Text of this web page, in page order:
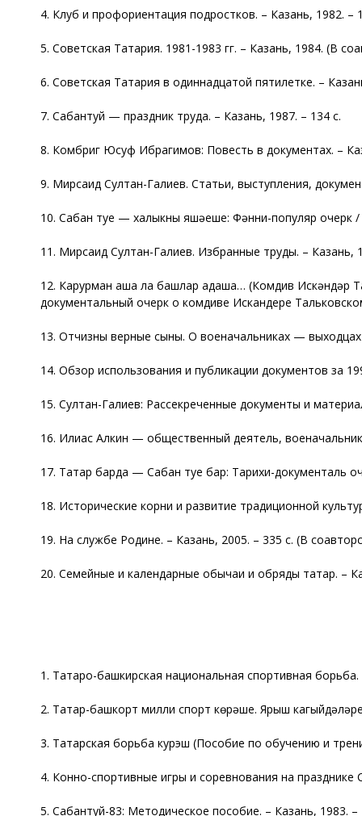
4. Клуб и профориентация подростков. – Казань, 1982. –
5. Советская Татария. 1981-1983 гг. – Казань, 1984. (В
6. Советская Татария в одиннадцатой пятилетке. –
7. Сабантуй — праздник труда. – Казань, 1987. – 134 с.
8. Комбриг Юсуф Ибрагимов: Повесть в документах. –
9. Мирсаид Султан-Галиев. Статьи, выступления,
10. Сабан туе — халыкның яшәеше: Фәнни-популяр
11. Мирсаид Султан-Галиев. Избранные труды. – Казань,
12. Карурман аша ла башлар адаша… (Комдив Искәндәр
документальный очерк о комдиве Искандере
13. Отчизны верные сыны. О военачальниках —
14. Обзор использования и публикации документов за
15. Султан-Галиев: Рассекреченные документы и
16. Илиас Алкин — общественный деятель,
17. Татар барда — Сабан туе бар: Тарихи-документаль
18. Исторические корни и развитие традиционной
19. На службе Родине. – Казань, 2005. – 335 с. (В
20. Семейные и календарные обычаи и обряды татар. –
1. Татаро-башкирская национальная спортивная
2. Татар-башкорт милли спорт көрәше. Ярыш
3. Татарская борьба курэш (Пособие по обучению и
4. Конно-спортивные игры и соревнования на
5. Сабантуй-83: Методическое пособие. – Казань, 1983. –